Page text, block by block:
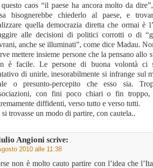
caos “il paese ha ancora molto da
bisognerebbe chiederlo al paese, e
quella democrazia diretta che ormai è
alle decisioni di politici corrotti o di
anche se illuminati”, come dice Madau.
mettere insieme persone che la pensano allo
è facile. Le persone di buona volontà ci
di unirle, inesorabilmente si infrange sul
o presunto-percepito che esso sia.
con fini poco chiari o fin troppo,
diffidenti, verso tutto e verso tutti.
si trovasse un modo di partire, con cautela..
Angioni scrive:
2010 alle 11:38
non è molto cauto partire con l’idea che